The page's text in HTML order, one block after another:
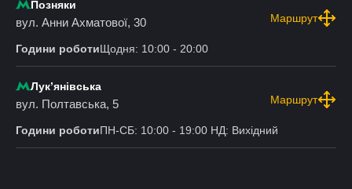
Позняки
вул. Анни Ахматової, 30 Маршрут
Години роботиЩодня: 10:00 - 20:00
Лукʼянівська
вул. Полтавська, 5 Маршрут
Години роботиПН-СБ: 10:00 - 19:00 НД: Вихідний